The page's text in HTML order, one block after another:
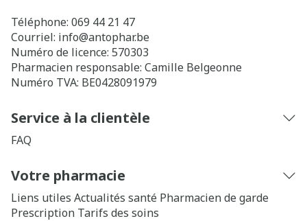
Téléphone: 069 44 21 47
Courriel: info@antophar.be
Numéro de licence: 570303
Pharmacien responsable: Camille Belgeonne
Numéro TVA: BE0428091979
Service à la clientèle
FAQ
Votre pharmacie
Liens utiles Actualités santé Pharmacien de garde
Prescription Tarifs des soins